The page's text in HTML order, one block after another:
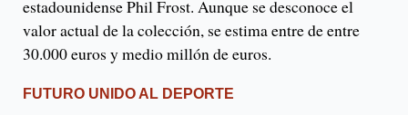
estadounidense Phil Frost. Aunque se desconoce el
valor actual de la colección, se estima entre de entre
30.000 euros y medio millón de euros.
FUTURO UNIDO AL DEPORTE